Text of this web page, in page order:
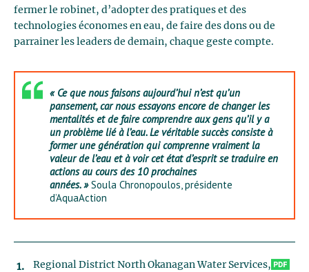
fermer le robinet, d’adopter des pratiques et des
technologies économes en eau, de faire des dons ou de
parrainer les leaders de demain, chaque geste compte.
« Ce que nous faisons aujourd’hui n’est qu’un
pansement, car nous essayons encore de changer les
mentalités et de faire comprendre aux gens qu’il y a
un problème lié à l’eau. Le véritable succès consiste à
former une génération qui comprenne vraiment la
valeur de l’eau et à voir cet état d’esprit se traduire en
actions au cours des 10 prochaines
années. »Soula Chronopoulos, présidente
d’AquaAction
Regional District North Okanagan Water Services,